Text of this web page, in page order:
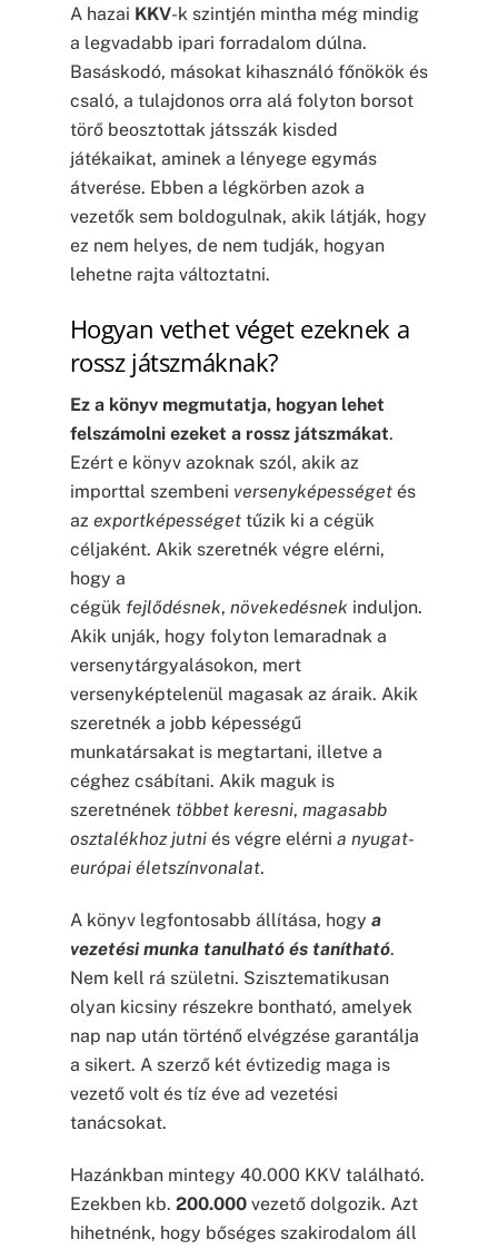
A hazai KKV-k szintjén mintha még mindig
a legvadabb ipari forradalom dúlna.
Basáskodó, másokat kihasználó főnökök és
csaló, a tulajdonos orra alá folyton borsot
törő beosztottak játsszák kisded
játékaikat, aminek a lényege egymás
átverése. Ebben a légkörben azok a
vezetők sem boldogulnak, akik látják, hogy
ez nem helyes, de nem tudják, hogyan
lehetne rajta változtatni.
Hogyan vethet véget ezeknek a
rossz játszmáknak?
Ez a könyv megmutatja, hogyan lehet
felszámolni ezeket a rossz játszmákat.
Ezért e könyv azoknak szól, akik az
importtal szembeni versenyképességetés
az exportképességettűzik ki a cégük
céljaként. Akik szeretnék végre elérni,
hogy a
cégük fejlődésnek, növekedésnek induljon.
Akik unják, hogy folyton lemaradnak a
versenytárgyalásokon, mert
versenyképtelenül magasak az áraik. Akik
szeretnék a jobb képességű
munkatársakat is megtartani, illetve a
céghez csábítani. Akik maguk is
szeretnének többet keresni, magasabb
osztalékhoz jutniés végre elérni a nyugat-
európai életszínvonalat.
A könyv legfontosabb állítása, hogy a
vezetési munka tanulható és tanítható.
Nem kell rá születni. Szisztematikusan
olyan kicsiny részekre bontható, amelyek
nap nap után történő elvégzése garantálja
a sikert. A szerző két évtizedig maga is
vezető volt és tíz éve ad vezetési
tanácsokat.
Hazánkban mintegy 40.000 KKV található.
Ezekben kb. 200.000vezető dolgozik. Azt
hihetnénk, hogy bőséges szakirodalom áll